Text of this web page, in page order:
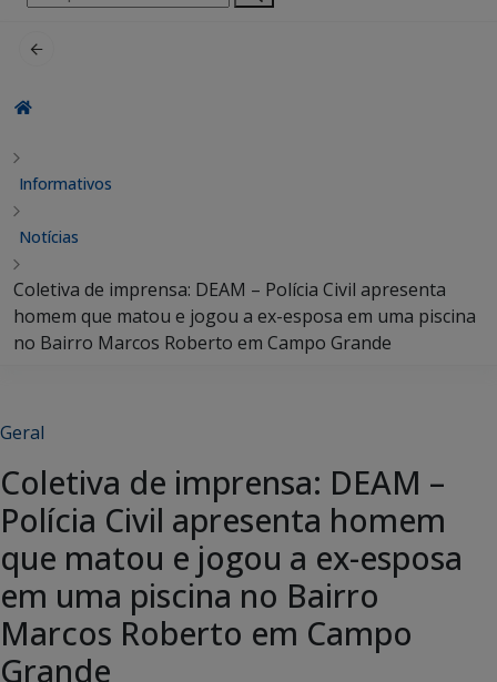
por:
Informativos
Notícias
Coletiva de imprensa: DEAM – Polícia Civil apresenta
homem que matou e jogou a ex-esposa em uma piscina
no Bairro Marcos Roberto em Campo Grande
Geral
Coletiva de imprensa: DEAM –
Polícia Civil apresenta homem
que matou e jogou a ex-esposa
em uma piscina no Bairro
Marcos Roberto em Campo
Grande